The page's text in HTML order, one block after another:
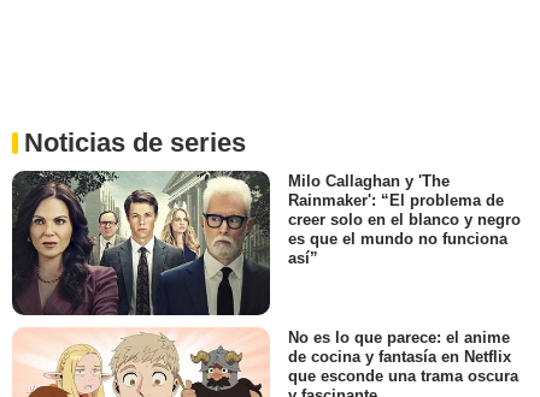
Noticias de series
Milo Callaghan y 'The
Rainmaker': “El problema de
creer solo en el blanco y negro
es que el mundo no funciona
así”
No es lo que parece: el anime
de cocina y fantasía en Netflix
que esconde una trama oscura